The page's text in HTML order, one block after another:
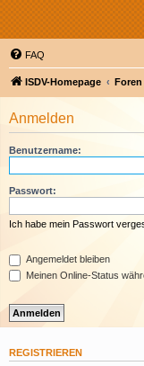
FAQ
ISDV-Homepage Foren
Anmelden
Benutzername:
Passwort:
Ich habe mein Passwort
Angemeldet bleiben
Meinen Online-Status
REGISTRIEREN